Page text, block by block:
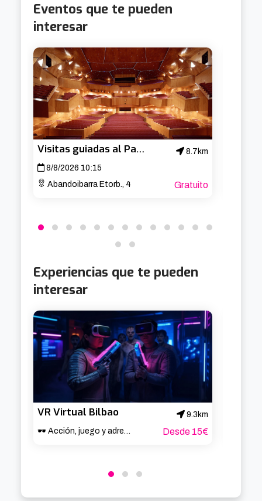
Eventos que te pueden
interesar
Visitas guiadas al Palacio Euskalduna
8.7km
8/8/2026 10:15
Abandoibarra Etorb., 4
Gratuito
Experiencias que te pueden
interesar
VR Virtual Bilbao
9.3km
🕶️ Acción, juego y adrenalina en Bilbao 🎮
Desde 15€